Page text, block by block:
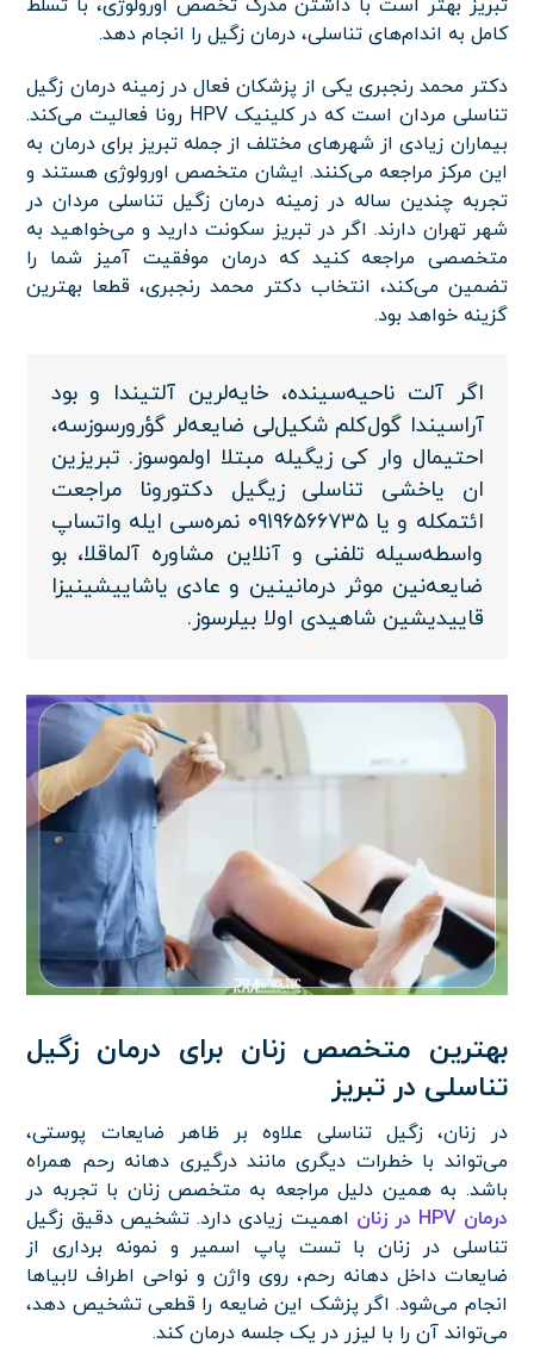
تبریز بهتر است با داشتن مدرک تخصص اورولوژی، با تسلط
کامل به اندام‌های تناسلی، درمان زگیل را انجام دهد.
دکتر محمد رنجبری یکی از پزشکان فعال در زمینه درمان زگیل
تناسلی مردان است که در کلینیک HPV رونا فعالیت می‌کند.
بیماران زیادی از شهرهای مختلف از جمله تبریز برای درمان به
این مرکز مراجعه می‌کنند. ایشان متخصص اورولوژی هستند و
تجربه چندین ساله در زمینه درمان زگیل تناسلی مردان در
شهر تهران دارند. اگر در تبریز سکونت دارید و می‌خواهید به
متخصصی مراجعه کنید که درمان موفقیت آمیز شما را
تضمین می‌کند، انتخاب دکتر محمد رنجبری، قطعا بهترین
گزینه خواهد بود.
اگر آلت ناحیه‌سینده، خایه‌لرین آلتیندا و بود
آراسیندا گول‌کلم شکیل‌لی ضایعه‌لر گؤرورسوزسه،
احتیمال وار کی زیگیله مبتلا اولموسوز. تبریزین
ان یاخشی تناسلی زیگیل دکتورونا مراجعت
ائتمکله و یا ۰۹۱۹۶۵۶۶۷۳۵ نمره‌سی ایله واتساپ
واسطه‌سیله تلفنی و آنلاین مشاوره آلماقلا، بو
ضایعه‌نین موثر درمانینین و عادی یاشاییشینیزا
قاییدیشین شاهیدی اولا بیلرسوز.
بهترین متخصص زنان برای درمان زگیل
تناسلی در تبریز
در زنان، زگیل تناسلی علاوه بر ظاهر ضایعات پوستی،
می‌تواند با خطرات دیگری مانند درگیری دهانه رحم همراه
باشد. به همین دلیل مراجعه به متخصص زنان با تجربه در
درمان HPV در زنان
اهمیت زیادی دارد. تشخیص دقیق زگیل
تناسلی در زنان با تست پاپ اسمیر و نمونه برداری از
ضایعات داخل دهانه رحم، روی واژن و نواحی اطراف لابیاها
انجام می‌شود. اگر پزشک این ضایعه را قطعی تشخیص دهد،
می‌تواند آن را با لیزر در یک جلسه درمان کند.